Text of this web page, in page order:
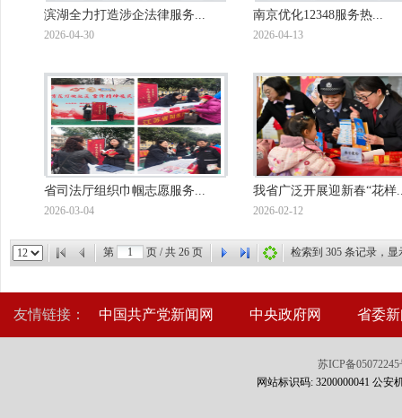
滨湖全力打造涉企法律服务...
2026-04-30
南京优化12348服务热...
2026-04-13
省司法厅组织巾帼志愿服务...
2026-03-04
我省广泛开展迎新春“花样
2026-02-12
第 页 / 共 26 页 检索到 305 条记录，
友情链接： 中国共产党新闻网 中央政府网 省委
苏ICP备05072245
网站标识码: 3200000041 公安